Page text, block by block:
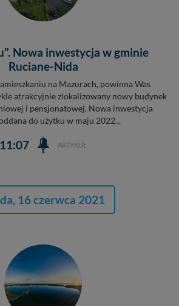
Nowa inwestycja w gminie
Ruciane-Nida
na Mazurach, powinna Was
atrakcyjnie zlokalizowany nowy budynek
i pensjonatowej. Nowa inwestycja
do użytku w maju 2022...
11:07 ARTYKUŁ
16 czerwca 2021